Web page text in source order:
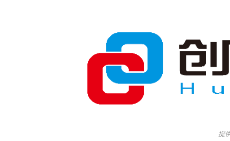
提